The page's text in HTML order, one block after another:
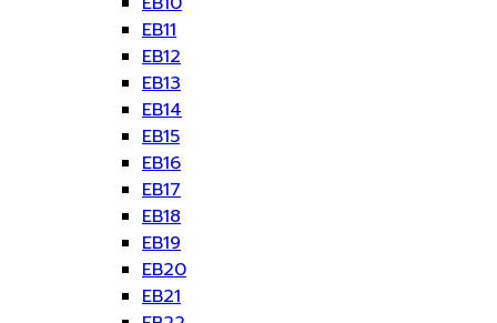
EB11
EB12
EB13
EB14
EB15
EB16
EB17
EB18
EB19
EB20
EB21